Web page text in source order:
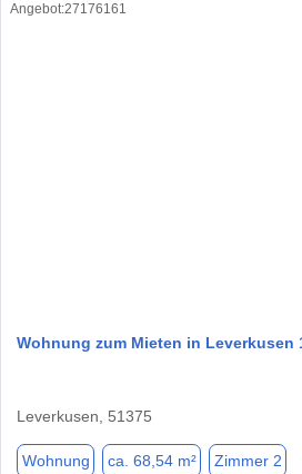
Wohnung zum Mieten in Leverkusen
Leverkusen, 51375
Wohnung ca. 68,54 m² Zimmer 2